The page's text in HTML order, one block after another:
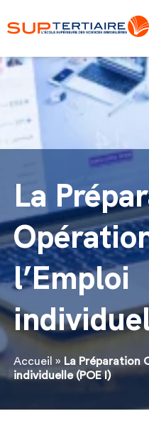
La
l’Emploi
Accueil » La Préparation
individuelle (POE I)